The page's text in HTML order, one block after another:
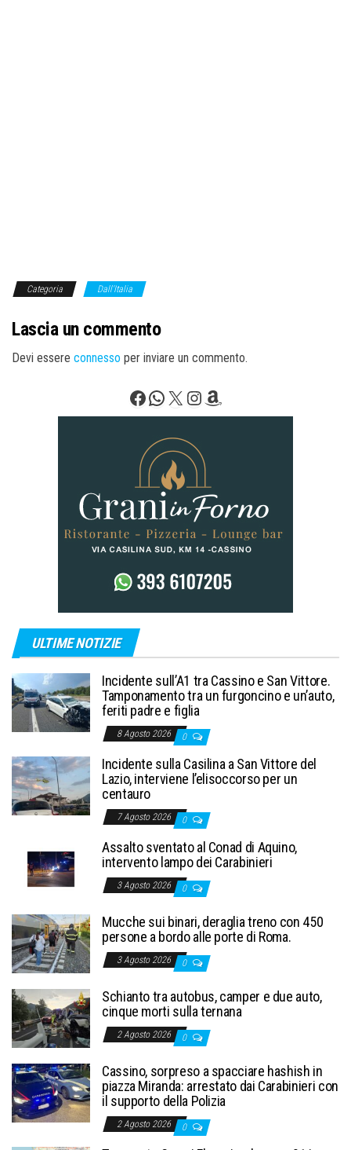
Categoria Dall'Italia
Lascia un commento
Devi essere connesso per inviare un commento.
Facebook
WhatsApp
X Instagram
Amazon
ULTIME NOTIZIE
Incidente sull’A1 tra Cassino e San Vittore.
Tamponamento tra un furgoncino e un’auto,
feriti padre e figlia
8 Agosto 2026 0
Incidente sulla Casilina a San Vittore del
Lazio, interviene l’elisoccorso per un
centauro
7 Agosto 2026 0
Assalto sventato al Conad di Aquino,
intervento lampo dei Carabinieri
3 Agosto 2026 0
Mucche sui binari, deraglia treno con 450
persone a bordo alle porte di Roma.
3 Agosto 2026 0
Schianto tra autobus, camper e due auto,
cinque morti sulla ternana
2 Agosto 2026 0
Cassino, sorpreso a spacciare hashish in
piazza Miranda: arrestato dai Carabinieri con
il supporto della Polizia
2 Agosto 2026 0